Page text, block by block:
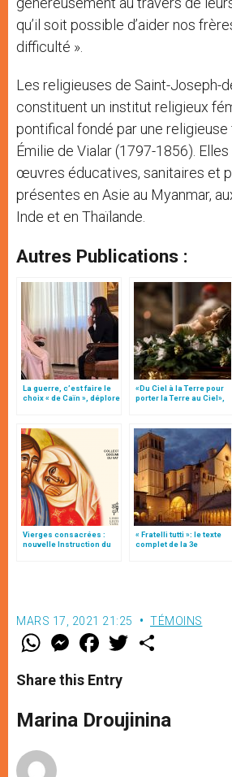
qu’il soit possible d’aider nos
difficulté ».
Les religieuses de Saint-Joseph-
constituent un institut religieux
pontifical fondé par une
Émilie de Vialar (1797-1856).
œuvres éducatives, sanitaires et
présentes en Asie au Myanmar,
Inde et en Thaïlande.
Autres Publications :
La guerre, c’est faire le
choix « de Caïn », déplore
«Du Ciel à la Terre pour
porter la Terre au Ciel»,
Vierges consacrées :
nouvelle Instruction du
« Fratelli tutti »: le texte
complet de la 3e
MARS 17, 2021 21:25 TÉMOINS
W
t
s
p
p
M
e
s
e
g
e
F
a
e
b
o
k
w
r
Share this Entry
Marina Droujinina